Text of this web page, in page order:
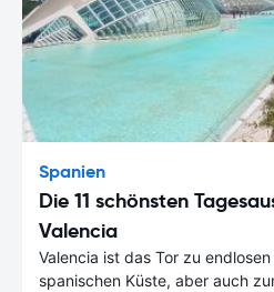
Spanien
Die 11 schönsten
Valencia
Valencia ist das Tor zu
spanischen Küste, aber auch